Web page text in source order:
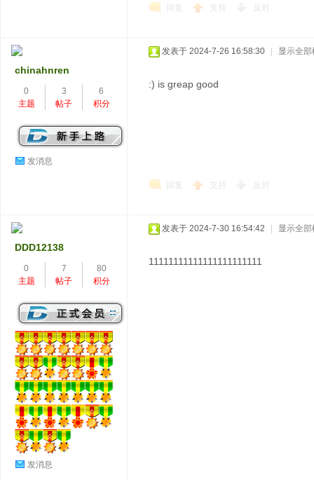
回复 支持 反对
chinahnren
0
主题
3
帖子
6
积分
发消息
发表于 2024-7-26 16:58:30 显示全部
:) is greap good
回复 支持 反对
DDD12138
0
主题
7
帖子
80
积分
发消息
发表于 2024-7-30 16:54:42 显示全部
11111111111111111111111